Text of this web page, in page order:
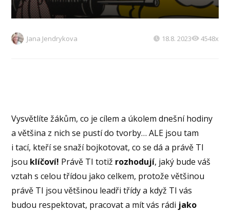
Jana Jendrykova 18.8. 2023 4548x
Vysvětlíte žákům, co je cílem a úkolem dnešní hodiny
a většina z nich se pustí do tvorby… ALE jsou tam
i tací, kteří se snaží bojkotovat, co se dá a právě TI
jsou klíčoví! Právě TI totiž rozhodují, jaký bude váš
vztah s celou třídou jako celkem, protože většinou
právě TI jsou většinou leadři třídy a když TI vás
budou respektovat, pracovat a mít vás rádi jako